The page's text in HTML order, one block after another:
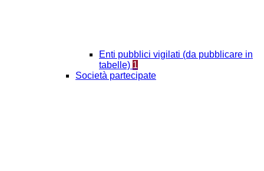
Enti pubblici vigilati (da pubblicare in
tabelle) 1
Società partecipate